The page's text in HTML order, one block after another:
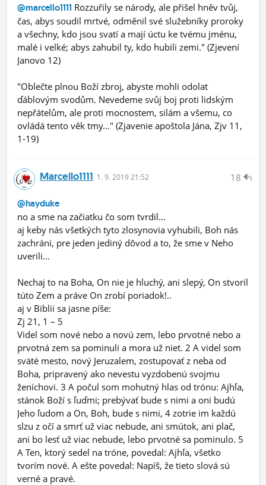
@marcello1111 Rozzuřily se národy, ale přišel hněv tvůj,
čas, abys soudil mrtvé, odměnil své služebníky proroky
a všechny, kdo jsou svatí a mají úctu ke tvému jménu,
malé i velké; abys zahubil ty, kdo hubili zemi." (Zjevení
Janovo 12)
"Oblečte plnou Boží zbroj, abyste mohli odolat
ďáblovým svodům. Nevedeme svůj boj proti lidským
nepřátelům, ale proti mocnostem, silám a všemu, co
ovládá tento věk tmy..." (Zjavenie apoštola Jána, Zjv 11,
1-19)
18
Marcello1111 1. 9. 2019 21:52
@hayduke
no a sme na začiatku čo som tvrdil...
aj keby nás všetkých tyto zlosynovia vyhubili, Boh nás
zachráni, pre jeden jediný dôvod a to, že sme v Neho
uverili...
Nechaj to na Boha, On nie je hluchý, ani slepý, On stvoril
túto Zem a práve On zrobí poriadok!..
aj v Biblii sa jasne píše:
Zj 21, 1 – 5
Videl som nové nebo a novú zem, lebo prvotné nebo a
prvotná zem sa pominuli a mora už niet. 2 A videl som
sväté mesto, nový Jeruzalem, zostupovať z neba od
Boha, pripravený ako nevestu vyzdobenú svojmu
ženíchovi. 3 A počul som mohutný hlas od trónu: Ajhľa,
stánok Boží s ľuďmi; prebývať bude s nimi a oni budú
Jeho ľudom a On, Boh, bude s nimi, 4 zotrie im každú
slzu z očí a smrť už viac nebude, ani smútok, ani plač,
ani bo lesť už viac nebude, lebo prvotné sa pominulo. 5
A Ten, ktorý sedel na tróne, povedal: Ajhľa, všetko
tvorím nové. A ešte povedal: Napíš, že tieto slová sú
verné a pravé.